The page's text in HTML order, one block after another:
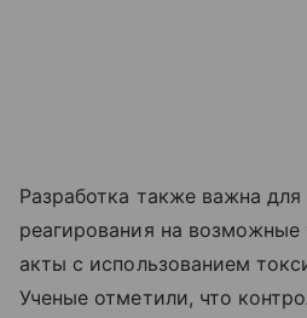
Разработка также важна
реагирования на возможные
акты с использованием
Ученые отметили, что